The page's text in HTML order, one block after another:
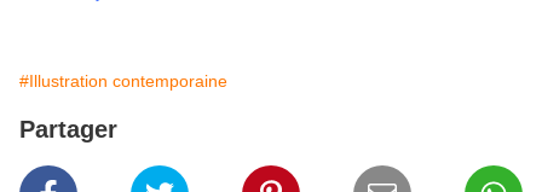
#Illustration contemporaine
Partager